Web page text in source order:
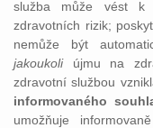
služba může vést k
zdravotních rizik;
nemůže být
jakoukoliújmu na
zdravotní službou
informovaného
umožňuje